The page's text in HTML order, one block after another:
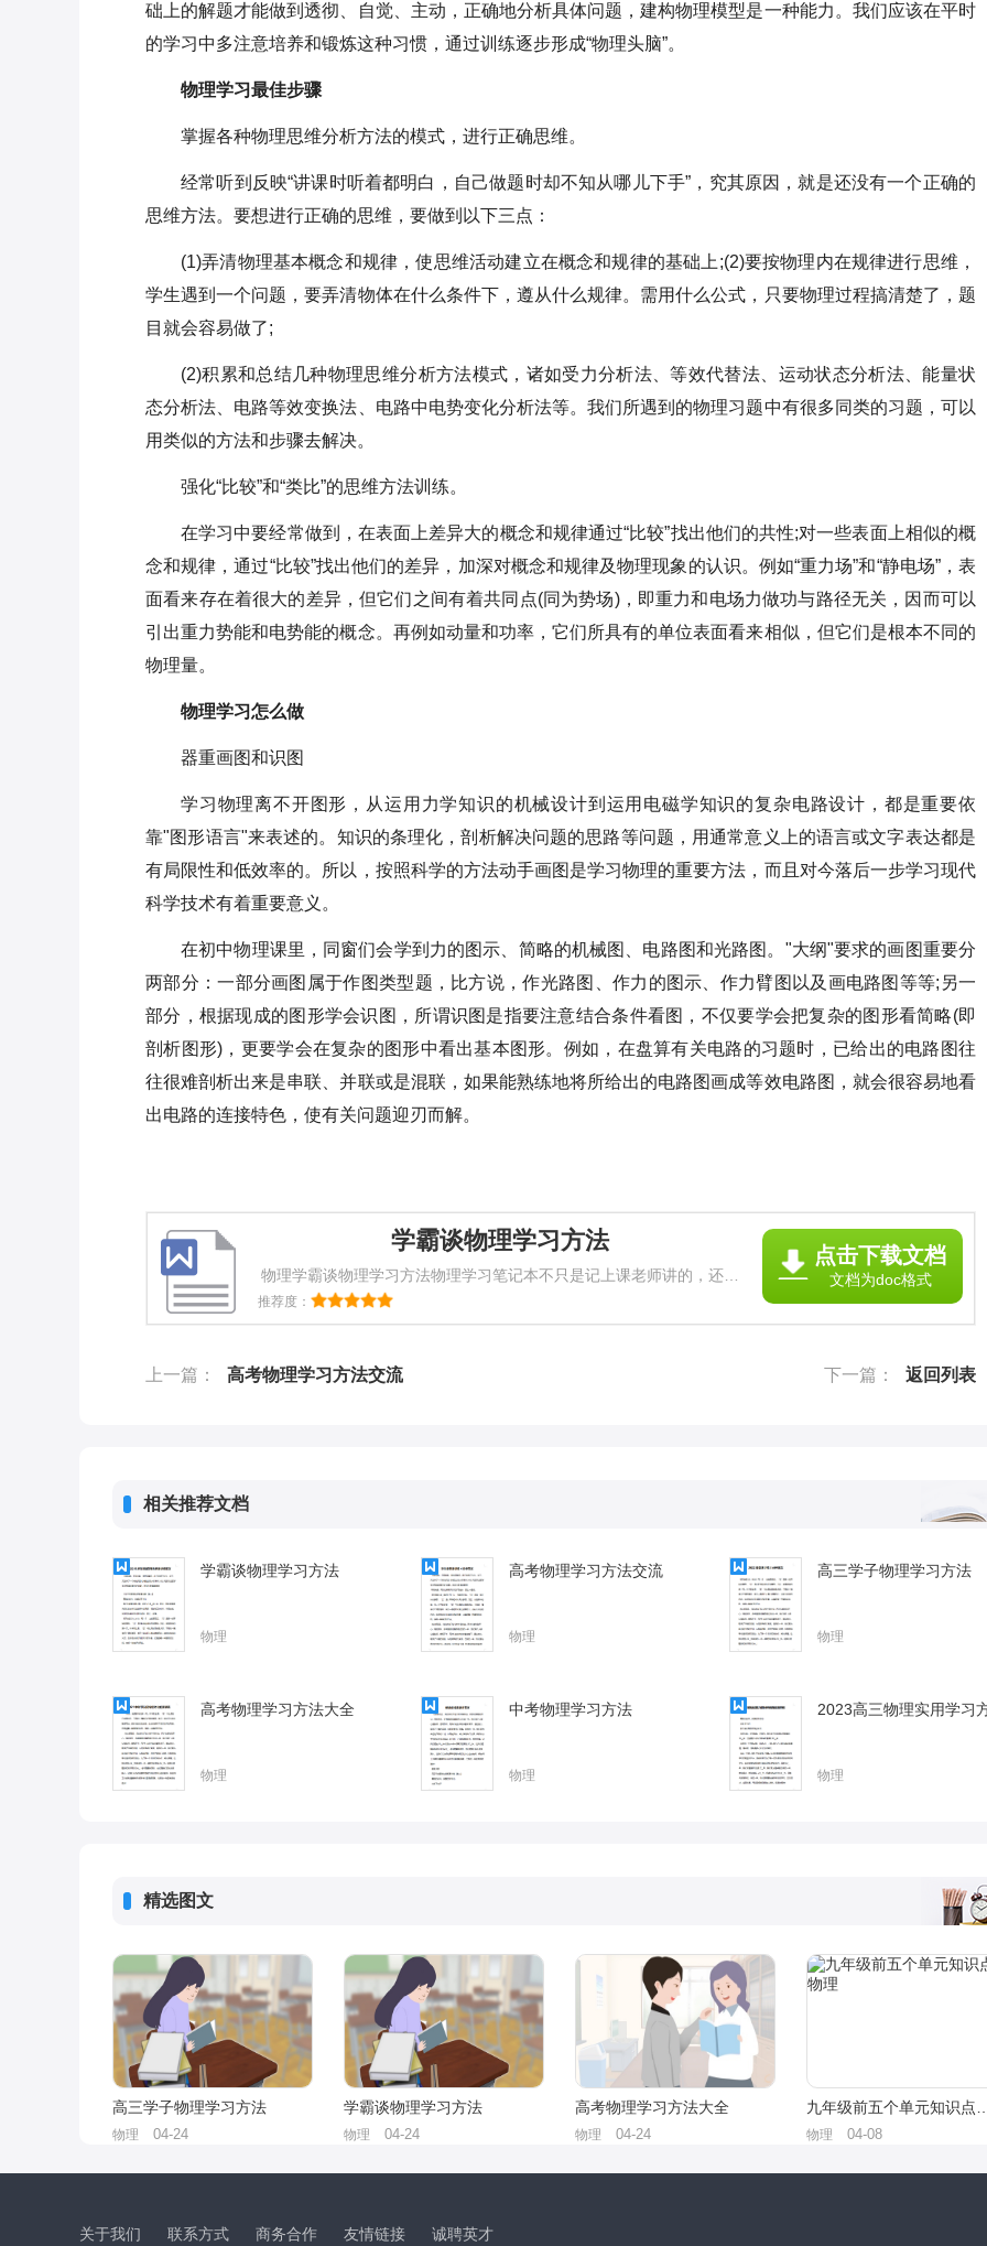
础上的解题才能做到透彻、自觉、主动，正确地分析具体问题，建构物理模型是一种能力。我们应该在平时
的学习中多注意培养和锻炼这种习惯，通过训练逐步形成“物理头脑”。
物理学习最佳步骤
掌握各种物理思维分析方法的模式，进行正确思维。
经常听到反映“讲课时听着都明白，自己做题时却不知从哪儿下手”，究其原因，就是还没有一个正确的
思维方法。要想进行正确的思维，要做到以下三点：
(1)弄清物理基本概念和规律，使思维活动建立在概念和规律的基础上;(2)要按物理内在规律进行思维，
学生遇到一个问题，要弄清物体在什么条件下，遵从什么规律。需用什么公式，只要物理过程搞清楚了，题
目就会容易做了;
(2)积累和总结几种物理思维分析方法模式，诸如受力分析法、等效代替法、运动状态分析法、能量状
态分析法、电路等效变换法、电路中电势变化分析法等。我们所遇到的物理习题中有很多同类的习题，可以
用类似的方法和步骤去解决。
强化“比较”和“类比”的思维方法训练。
在学习中要经常做到，在表面上差异大的概念和规律通过“比较”找出他们的共性;对一些表面上相似的概
念和规律，通过“比较”找出他们的差异，加深对概念和规律及物理现象的认识。例如“重力场”和“静电场”，表
面看来存在着很大的差异，但它们之间有着共同点(同为势场)，即重力和电场力做功与路径无关，因而可以
引出重力势能和电势能的概念。再例如动量和功率，它们所具有的单位表面看来相似，但它们是根本不同的
物理量。
物理学习怎么做
器重画图和识图
学习物理离不开图形，从运用力学知识的机械设计到运用电磁学知识的复杂电路设计，都是重要依
靠"图形语言"来表述的。知识的条理化，剖析解决问题的思路等问题，用通常意义上的语言或文字表达都是
有局限性和低效率的。所以，按照科学的方法动手画图是学习物理的重要方法，而且对今落后一步学习现代
科学技术有着重要意义。
在初中物理课里，同窗们会学到力的图示、简略的机械图、电路图和光路图。"大纲"要求的画图重要分
两部分：一部分画图属于作图类型题，比方说，作光路图、作力的图示、作力臂图以及画电路图等等;另一
部分，根据现成的图形学会识图，所谓识图是指要注意结合条件看图，不仅要学会把复杂的图形看简略(即
剖析图形)，更要学会在复杂的图形中看出基本图形。例如，在盘算有关电路的习题时，已给出的电路图往
往很难剖析出来是串联、并联或是混联，如果能熟练地将所给出的电路图画成等效电路图，就会很容易地看
出电路的连接特色，使有关问题迎刃而解。
学霸谈物理学习方法
物理学霸谈物理学习方法物理学习笔记本不只是记上课老师讲的，还要
作一些摘记，比如自己在作业中发现的好题等等。下面给大家分享一些
关于物理学霸谈物理学习方法，希望能够对大家有所帮助。物理学霸谈
编给大家分享学霸谈物理学习方法，希望能帮助到大家。 学霸谈物理学
推荐度：
点击下载文档
文档为doc格式
上一篇： 高考物理学习方法交流 下一篇： 返回列表
相关推荐文档
学霸谈物理学习方法
物理
高考物理学习方法交流
物理
高三学子物理学习方法
物理
高考物理学习方法大全
物理
中考物理学习方法
物理
2023高三物理实用学习
物理
精选图文
高三学子物理学习方法
物理 04-24
学霸谈物理学习方法
物理 04-24
高考物理学习方法大全
物理 04-24 物理 04-08
关于我们 联系方式 商务合作 友情链接 诚聘英才